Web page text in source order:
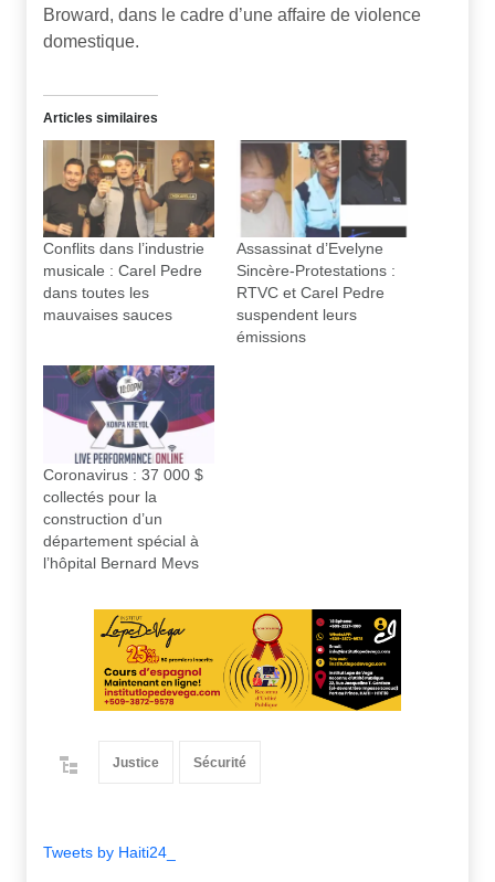
Broward, dans le cadre d’une affaire de violence
domestique.
Articles similaires
Conflits dans l’industrie
musicale : Carel Pedre
dans toutes les
mauvaises sauces
Assassinat d’Evelyne
Sincère-Protestations :
RTVC et Carel Pedre
suspendent leurs
émissions
Coronavirus : 37 000 $
collectés pour la
construction d’un
département spécial à
l’hôpital Bernard Mevs
Justice Sécurité
Tweets by Haiti24_